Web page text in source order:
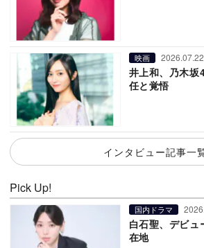
映画 2026.07.22
井上和、乃木坂
任と覚悟
インタビュー記事一
Pick Up!
国内ドラマ
白石聖、デビ
在地